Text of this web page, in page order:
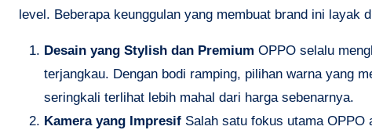
level. Beberapa keunggulan yang membuat brand ini layak
Desain yang Stylish dan Premium OPPO selalu
terjangkau. Dengan bodi ramping, pilihan warna yang
seringkali terlihat lebih mahal dari harga sebenarnya.
Kamera yang Impresif Salah satu fokus utama OPPO